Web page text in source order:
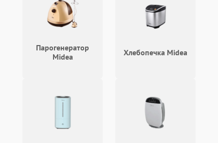
Парогенератор
Midea
Хлебопечка Midea